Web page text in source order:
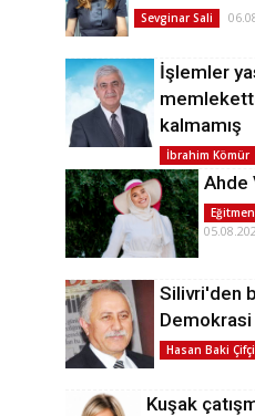
Sevginar Sali
İşlemler
kalmamış
İbrahim Kömür
Ahde
Silivri'den
Hasan Baki Çifçi
Kuşak